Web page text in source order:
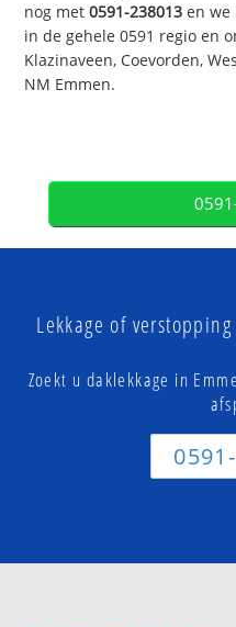
nog met0591-238013 en we
in de gehele 0591 regio en
Klazinaveen, Coevorden,
NM Emmen.
Lekkage of
Zoekt u daklekkage in